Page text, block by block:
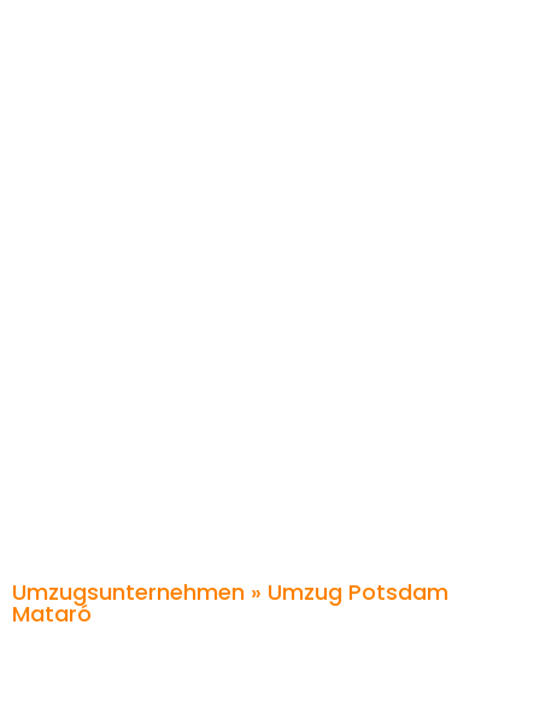
Umzugsunternehmen » Umzug Potsdam
Mataró